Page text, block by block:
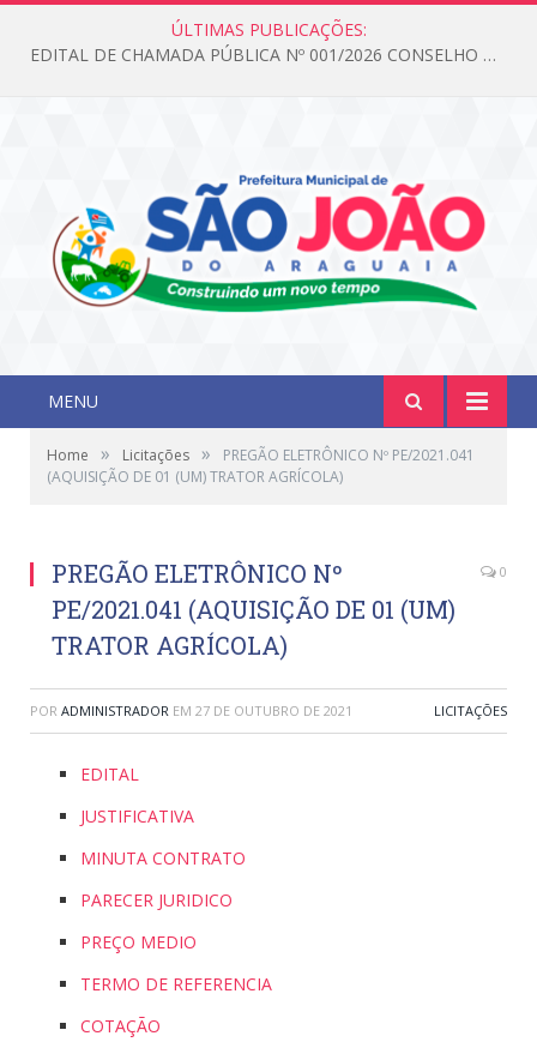
ÚLTIMAS PUBLICAÇÕES:
EDITAL DE CHAMADA PÚBLICA Nº 001/2026 CONSELHO DOS DIREITOS DA CRIANÇA E DO ADOLESCENTE
MENU
Home » Licitações »
PREGÃO ELETRÔNICO Nº PE/2021.041
(AQUISIÇÃO DE 01 (UM) TRATOR AGRÍCOLA)
PREGÃO ELETRÔNICO Nº
PE/2021.041 (AQUISIÇÃO DE 01 (UM)
TRATOR AGRÍCOLA)
0
POR ADMINISTRADOR EM 27 DE OUTUBRO DE 2021 LICITAÇÕES
EDITAL
JUSTIFICATIVA
MINUTA CONTRATO
PARECER JURIDICO
PREÇO MEDIO
TERMO DE REFERENCIA
COTAÇÃO